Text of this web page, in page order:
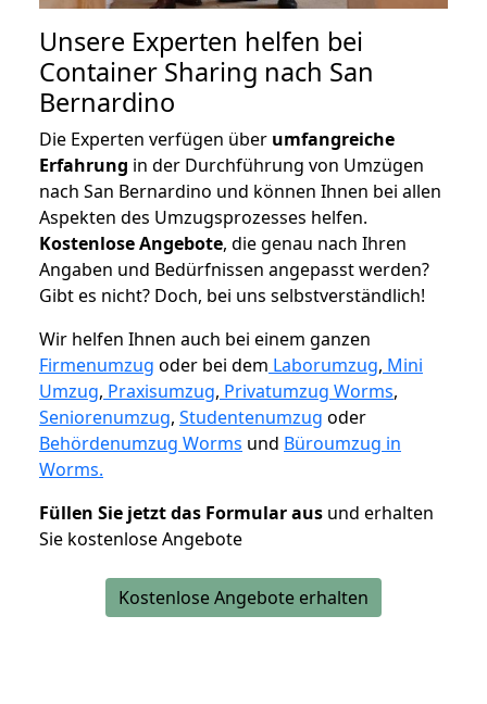
Unsere Experten helfen bei
Container Sharing nach San
Bernardino
Die Experten verfügen über umfangreiche
Erfahrung in der Durchführung von Umzügen
nach San Bernardino und können Ihnen bei allen
Aspekten des Umzugsprozesses helfen.
Kostenlose Angebote, die genau nach Ihren
Angaben und Bedürfnissen angepasst werden?
Gibt es nicht? Doch, bei uns selbstverständlich!
Wir helfen Ihnen auch bei einem ganzen
Firmenumzug oder bei dem Laborumzug, Mini
Umzug, Praxisumzug, Privatumzug Worms,
Seniorenumzug, Studentenumzug oder
Behördenumzug Worms und Büroumzug in
Worms.
Füllen Sie jetzt das Formular aus und erhalten
Sie kostenlose Angebote
Kostenlose Angebote erhalten